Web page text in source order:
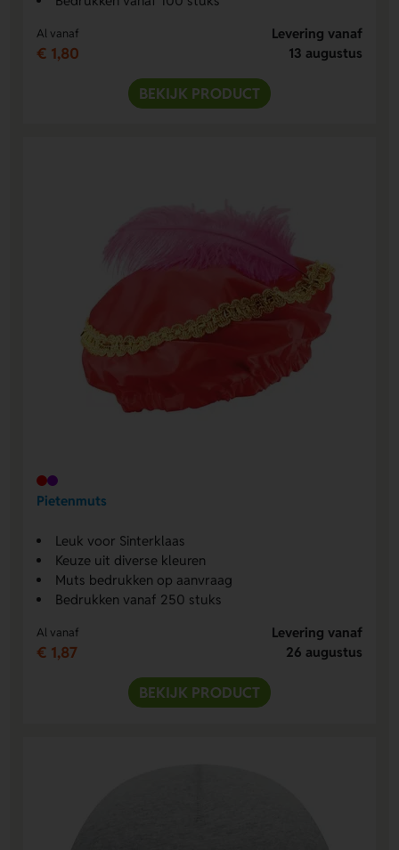
Al vanaf
€ 1,80
Levering vanaf
13 augustus
BEKIJK PRODUCT
Pietenmuts
Leuk voor Sinterklaas
Keuze uit diverse kleuren
Muts bedrukken op aanvraag
Bedrukken vanaf 250 stuks
Al vanaf
€ 1,87
Levering vanaf
26 augustus
BEKIJK PRODUCT